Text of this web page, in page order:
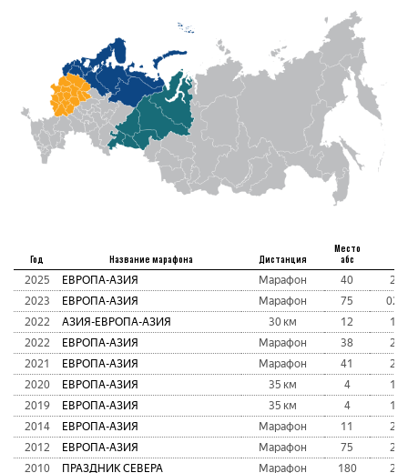
Год Название марафона Дистанция
Место
абс
2025 ЕВРОПА-АЗИЯ Марафон 40
2023
ЕВРОПА-АЗИЯ Марафон 75
2022
АЗИЯ-ЕВРОПА-АЗИЯ 30 км 12
2022
ЕВРОПА-АЗИЯ Марафон 38
2021
ЕВРОПА-АЗИЯ Марафон 41
2020
ЕВРОПА-АЗИЯ 35 км 4
2019
ЕВРОПА-АЗИЯ 35 км 4
2014
ЕВРОПА-АЗИЯ Марафон 11
2012
ЕВРОПА-АЗИЯ Марафон 75
2010
ПРАЗДНИК СЕВЕРА Марафон 180